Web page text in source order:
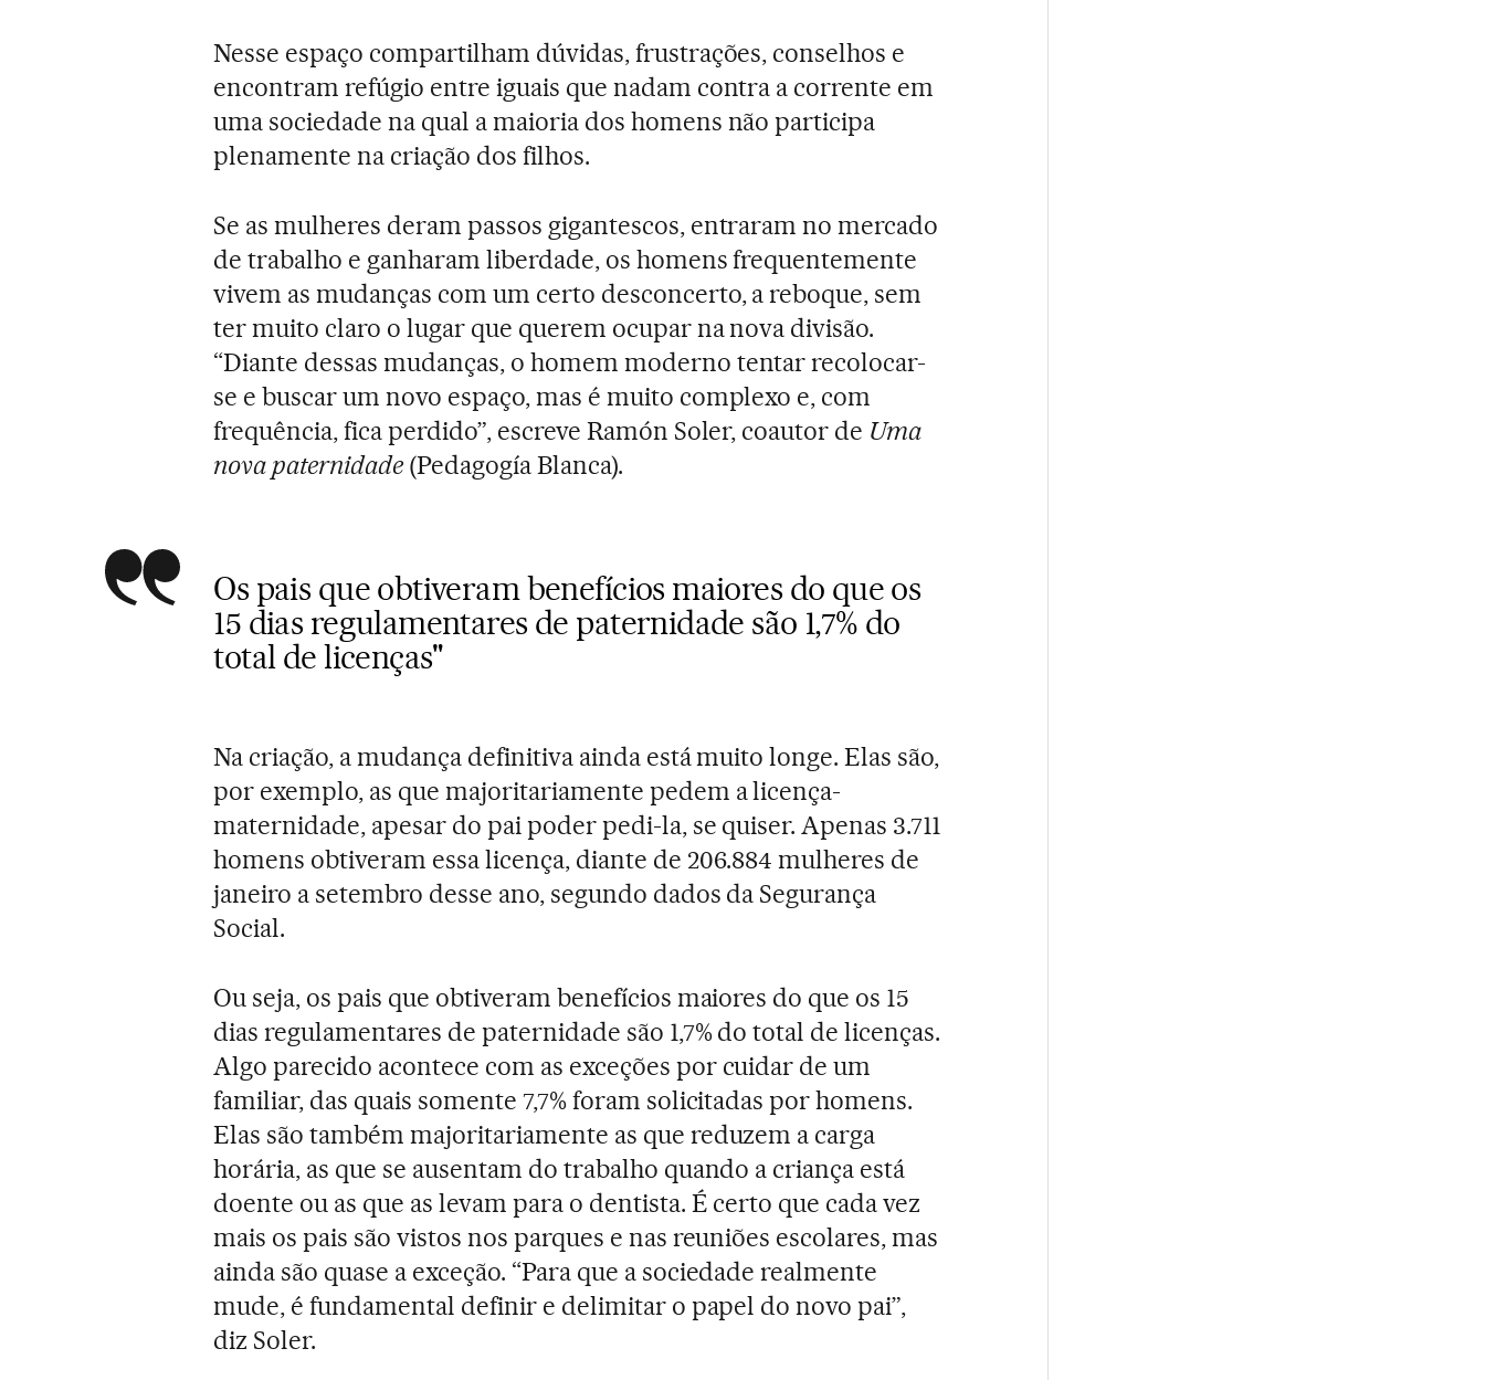
Nesse espaço compartilham dúvidas, frustrações, conselhos e
encontram refúgio entre iguais que nadam contra a corrente em
uma sociedade na qual a maioria dos homens não participa
plenamente na criação dos filhos.
Se as mulheres deram passos gigantescos, entraram no mercado
de trabalho e ganharam liberdade, os homens frequentemente
vivem as mudanças com um certo desconcerto, a reboque, sem
ter muito claro o lugar que querem ocupar na nova divisão.
“Diante dessas mudanças, o homem moderno tentar recolocar-
se e buscar um novo espaço, mas é muito complexo e, com
frequência, fica perdido”, escreve Ramón Soler, coautor de Uma
nova paternidade(Pedagogía Blanca).
Os pais que obtiveram benefícios maiores do que os
15 dias regulamentares de paternidade são 1,7% do
total de licenças"
Na criação, a mudança definitiva ainda está muito longe. Elas são,
por exemplo, as que majoritariamente pedem a licença-
maternidade, apesar do pai poder pedi-la, se quiser. Apenas 3.711
homens obtiveram essa licença, diante de 206.884 mulheres de
janeiro a setembro desse ano, segundo dados da Segurança
Social.
Ou seja, os pais que obtiveram benefícios maiores do que os 15
dias regulamentares de paternidade são 1,7% do total de licenças.
Algo parecido acontece com as exceções por cuidar de um
familiar, das quais somente 7,7% foram solicitadas por homens.
Elas são também majoritariamente as que reduzem a carga
horária, as que se ausentam do trabalho quando a criança está
doente ou as que as levam para o dentista. É certo que cada vez
mais os pais são vistos nos parques e nas reuniões escolares, mas
ainda são quase a exceção. “Para que a sociedade realmente
mude, é fundamental definir e delimitar o papel do novo pai”,
diz Soler.